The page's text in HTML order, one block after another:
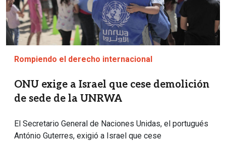
Rompiendo el derecho internacional
ONU exige a Israel que cese demolición
de sede de la UNRWA
El Secretario General de Naciones Unidas, el portugués
António Guterres, exigió a Israel que cese